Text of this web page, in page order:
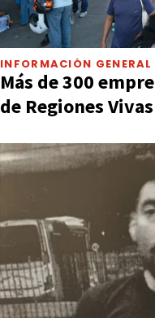
INFORMACIÓN GENERAL
Más de 300
de Regiones